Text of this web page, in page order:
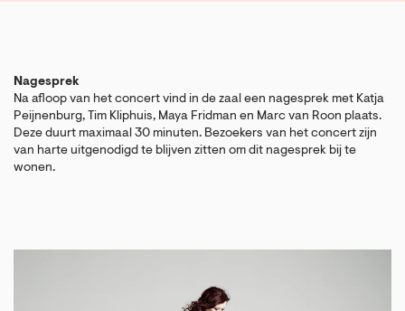
Nagesprek
Na afloop van het concert vind in de zaal een nagesprek met Katja
Peijnenburg, Tim Kliphuis, Maya Fridman en Marc van Roon plaats.
Deze duurt maximaal 30 minuten. Bezoekers van het concert zijn
van harte uitgenodigd te blijven zitten om dit nagesprek bij te
wonen.